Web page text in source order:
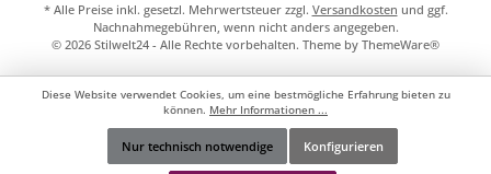
* Alle Preise inkl. gesetzl. Mehrwertsteuer zzgl. Versandkosten und ggf.
Nachnahmegebühren, wenn nicht anders angegeben.
© 2026 Stilwelt24 - Alle Rechte vorbehalten. Theme by ThemeWare®
Werkzeugleiste anzeigen
Diese Website verwendet Cookies, um eine bestmögliche Erfahrung bieten zu
können. Mehr Informationen ...
Nur technisch notwendige Konfigurieren